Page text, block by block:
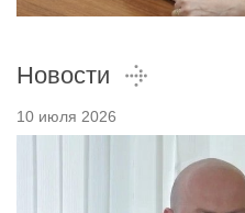
Новости
10 июля 2026